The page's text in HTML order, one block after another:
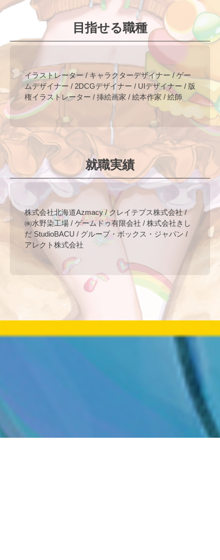
目指せる職種
イラストレーター / キャラクターデザイナー / ゲー
ムデザイナー / 2DCGデザイナー / UIデザイナー / 版
権イラストレーター / 挿絵画家 / 絵本作家 / 絵師
就職実績
株式会社北海道Azmacy / クレイテプス株式会社 /
㈱水野染工場 / ゲームドゥ有限会社 / 株式会社きし
だ StudioBACU / グループ・ボックス・ジャパン /
アレクト株式会社